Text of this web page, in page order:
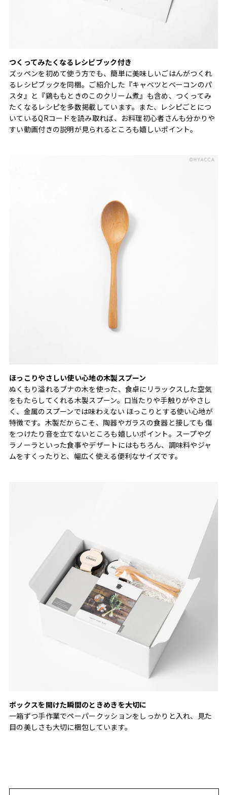
つくってみたくなるレシピブック付き
ズッペンを初めて使う方でも、簡単に美味しいごはんがつくれ
るレシピブックを同梱。ご紹介した『キャベツとベーコンのパ
スタ』と『鷄ももときのこのクリーム煮』も含め、つくってみ
たくなるレシピを多数掲載しています。また、レシピごとにつ
いているQRコードを読み取れば、お料理初心者さんも分かりや
すい動画付きの説明が見られるところも嬉しいポイント。
ほっこりやさしい使い心地の木製スプーン
ぬくもり溢れるブナの木を使った、食卓にリラックスした空気
をもたらしてくれる木製スプーン。口当たりや手触りがやさし
く、金属のスプーンでは味わえない ほっこりとする使い心地が
特徴です。木製だからこそ、陶器やガラスの食器と接しても 傷
をつけたり音を立てないところも嬉しいポイント。スープやグ
ラノーラといった食事やデザートにはもちろん、調味料やジャ
ムをすくったりと、幅広く使える便利なサイズです。
ボックスを開けた瞬間のときめきを大切に
一箱ずつ手作業でペーパークッションをしっかりと入れ、見た
目の美しさも大切に梱包しています。